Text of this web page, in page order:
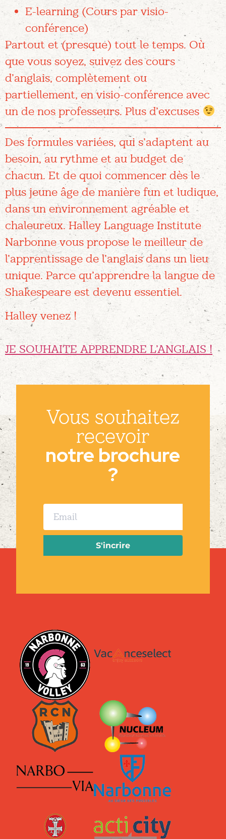
E-learning (Cours par visio-
conférence)
Partout et (presque) tout le temps. Où
que vous soyez, suivez des cours
d’anglais, complètement ou
partiellement, en visio-conférence avec
un de nos professeurs. Plus d’excuses
Des formules variées, qui s’adaptent au
besoin, au rythme et au budget de
chacun. Et de quoi commencer dès le
plus jeune âge de manière fun et ludique,
dans un environnement agréable et
chaleureux. Halley Language Institute
Narbonne vous propose le meilleur de
l’apprentissage de l’anglais dans un lieu
unique. Parce qu’apprendre la langue de
Shakespeare est devenu essentiel.
Halley venez !
JE SOUHAITE APPRENDRE L’ANGLAIS !
Vous souhaitez
recevoir
notre brochure
?
S'incrire